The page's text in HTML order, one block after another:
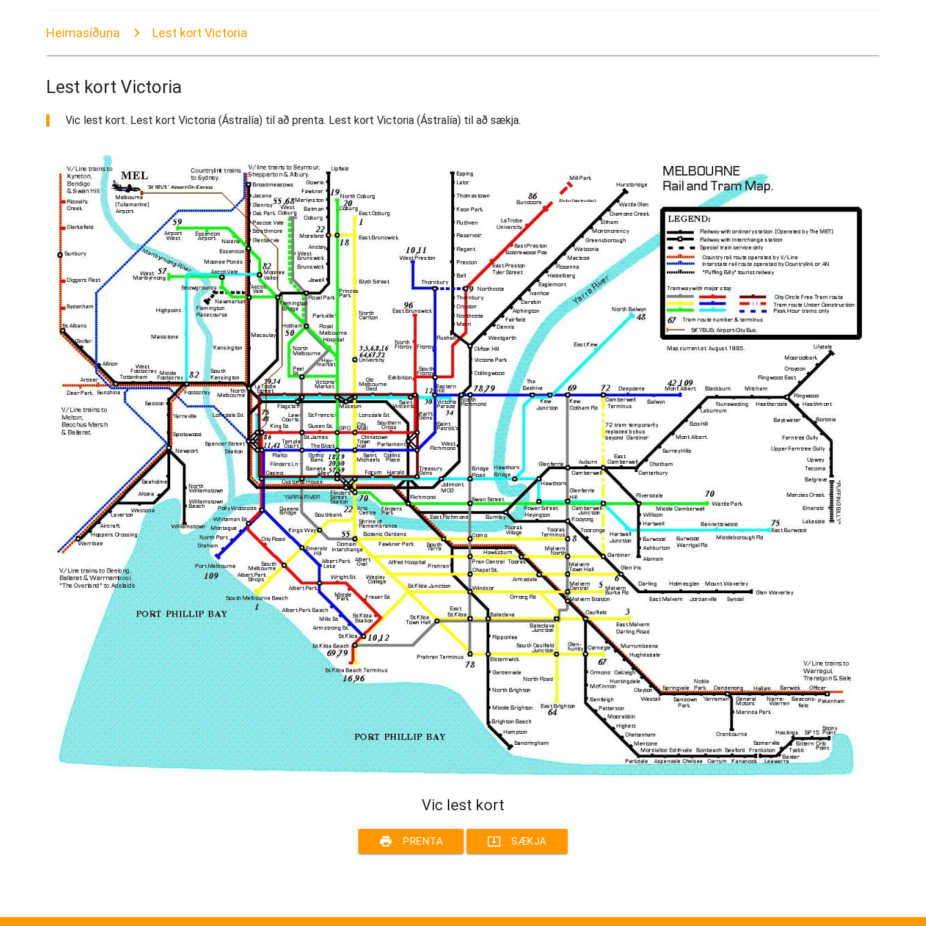
Heimasíðuna Lest kort Victoria
Lest kort Victoria
Vic lest kort. Lest kort Victoria (Ástralía) til að prenta. Lest kort Victoria (Ástralía) til að sækja.
Vic lest kort
print PRENTA system_update_alt SÆKJA